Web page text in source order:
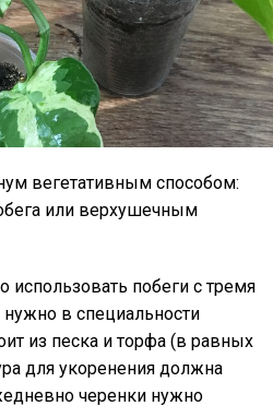
вегетативным способом:
или верхушечным
использовать побеги с тремя
нужно в специальности
из песка и торфа (в равных
для укоренения должна
черенки нужно